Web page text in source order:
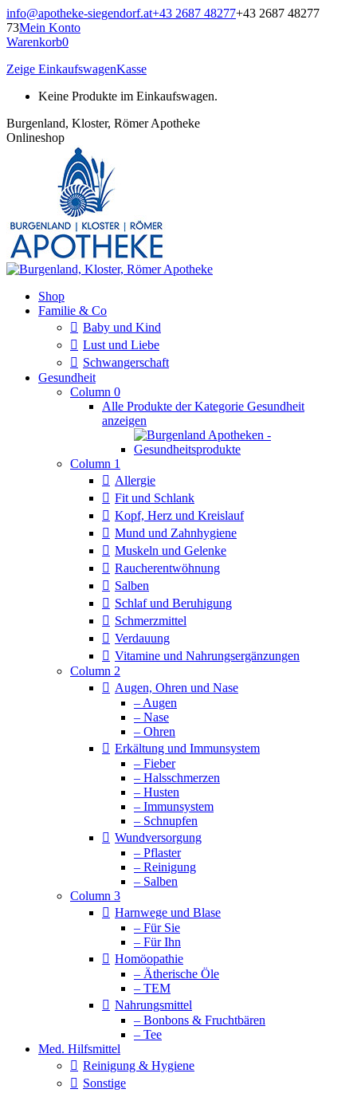
Zum
Inhalt
springen
info@apotheke-siegendorf.at+43 2687 48277+43 2687 48277
73Mein Konto
Warenkorb0
Zeige EinkaufswagenKasse
Keine Produkte im Einkaufswagen.
Burgenland, Kloster, Römer Apotheke
Onlineshop
Shop
Familie & Co
Baby und Kind
Lust und Liebe
Schwangerschaft
Gesundheit
Column 0
Alle Produkte der Kategorie Gesundheit
anzeigen
Column 1
Allergie
Fit und Schlank
Kopf, Herz und Kreislauf
Mund und Zahnhygiene
Muskeln und Gelenke
Raucherentwöhnung
Salben
Schlaf und Beruhigung
Schmerzmittel
Verdauung
Vitamine und Nahrungsergänzungen
Column 2
Augen, Ohren und Nase
– Augen
– Nase
– Ohren
Erkältung und Immunsystem
– Fieber
– Halsschmerzen
– Husten
– Immunsystem
– Schnupfen
Wundversorgung
– Pflaster
– Reinigung
– Salben
Column 3
Harnwege und Blase
– Für Sie
– Für Ihn
Homöopathie
– Ätherische Öle
– TEM
Nahrungsmittel
– Bonbons & Fruchtbären
– Tee
Med. Hilfsmittel
Reinigung & Hygiene
Sonstige